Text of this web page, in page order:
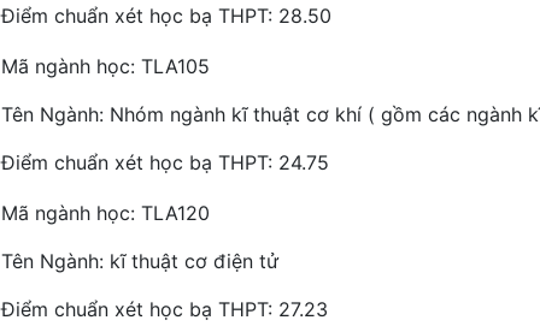
Điểm chuẩn xét học bạ THPT: 28.50
Mã ngành học: TLA105
Tên Ngành: Nhóm ngành kĩ thuật cơ khí ( gồm các ngành
Điểm chuẩn xét học bạ THPT: 24.75
Mã ngành học: TLA120
Tên Ngành: kĩ thuật cơ điện tử
Điểm chuẩn xét học bạ THPT: 27.23